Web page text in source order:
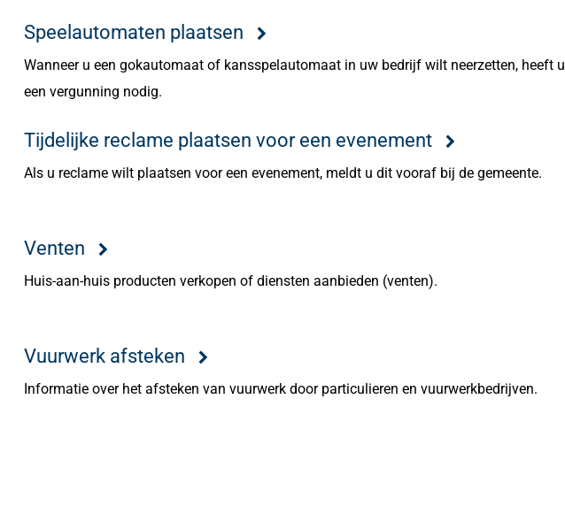
Speelautomaten plaatsen
Wanneer u een gokautomaat of kansspelautomaat in uw bedrijf wilt neerzetten, heeft u
een vergunning nodig.
Tijdelijke reclame plaatsen voor een evenement
Als u reclame wilt plaatsen voor een evenement, meldt u dit vooraf bij de gemeente.
Venten
Huis-aan-huis producten verkopen of diensten aanbieden (venten).
Vuurwerk afsteken
Informatie over het afsteken van vuurwerk door particulieren en vuurwerkbedrijven.